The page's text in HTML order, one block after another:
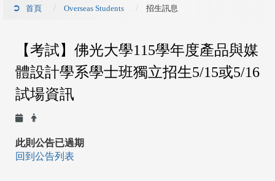
首頁 Overseas Students 招生訊息
【考試】佛光大學115學年度產品與媒
體設計學系學士班獨立招生5/15或5/16
試場資訊
此則公告已過期
回到公告列表